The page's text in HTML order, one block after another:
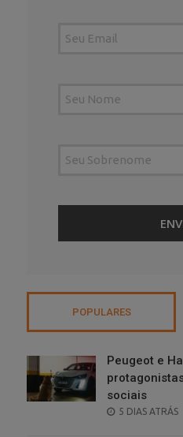
POPULARES
Peugeot e
sociais
POSTED
5 DIAS ATRÁS